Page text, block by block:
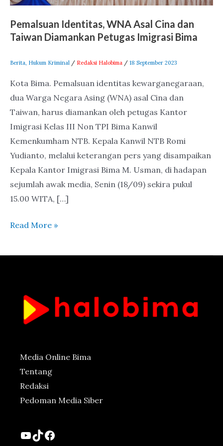
Pemalsuan Identitas, WNA Asal Cina dan
Taiwan Diamankan Petugas Imigrasi Bima
Berita, Hukum Kriminal / Redaksi Halobima / 18 September 2023
Kota Bima. Pemalsuan identitas kewarganegaraan,
dua Warga Negara Asing (WNA) asal Cina dan
Taiwan, harus diamankan oleh petugas Kantor
Imigrasi Kelas III Non TPI Bima Kanwil
Kemenkumham NTB. Kepala Kanwil NTB Romi
Yudianto, melalui keterangan pers yang disampaikan
Kepala Kantor Imigrasi Bima M. Usman, di hadapan
sejumlah awak media, Senin (18/09) sekira pukul
15.00 WITA, […]
Imigrasi
Bima
Read More »
Media Online Bima
Tentang
Redaksi
Pedoman Media Siber
YouTube
TikTok
Facebook